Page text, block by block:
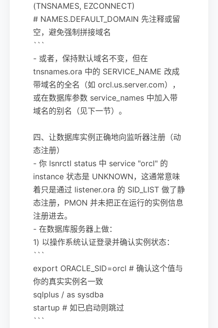
(TNSNAMES, EZCONNECT)
# NAMES.DEFAULT_DOMAIN 先注释或留
空，避免强制拼接域名
```
- 或者，保持默认域名不变，但在
tnsnames.ora 中的 SERVICE_NAME 改成
带域名的全名（如 orcl.us.server.com），
或在数据库参数 service_names 中加入带
域名的别名（见下一节）。
四、让数据库实例正确地向监听器注册（动
态注册）
- 你 lsnrctl status 中 service "orcl" 的
instance 状态是 UNKNOWN，这通常意味
着只是通过 listener.ora 的 SID_LIST 做了静
态注册，PMON 并未把正在运行的实例信息
注册进去。
- 在数据库服务器上做：
1) 以操作系统认证登录并确认实例状态：
```
export ORACLE_SID=orcl # 确认这个值与
你的真实实例名一致
sqlplus / as sysdba
startup # 如已启动则跳过
```